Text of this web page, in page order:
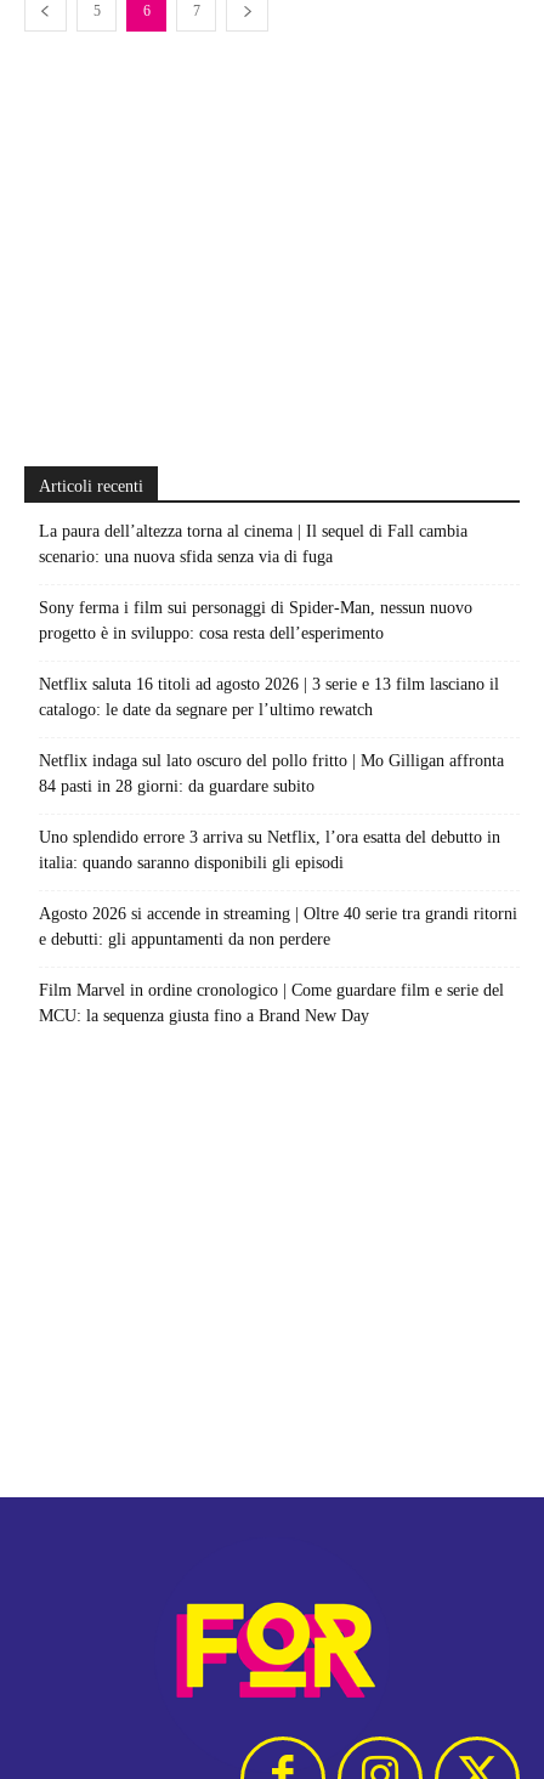
5 6 7
Articoli recenti
La paura dell’altezza torna al cinema | Il sequel di Fall cambia
scenario: una nuova sfida senza via di fuga
Sony ferma i film sui personaggi di Spider-Man, nessun nuovo
progetto è in sviluppo: cosa resta dell’esperimento
Netflix saluta 16 titoli ad agosto 2026 | 3 serie e 13 film lasciano il
catalogo: le date da segnare per l’ultimo rewatch
Netflix indaga sul lato oscuro del pollo fritto | Mo Gilligan affronta
84 pasti in 28 giorni: da guardare subito
Uno splendido errore 3 arriva su Netflix, l’ora esatta del debutto in
italia: quando saranno disponibili gli episodi
Agosto 2026 si accende in streaming | Oltre 40 serie tra grandi ritorni
e debutti: gli appuntamenti da non perdere
Film Marvel in ordine cronologico | Come guardare film e serie del
MCU: la sequenza giusta fino a Brand New Day